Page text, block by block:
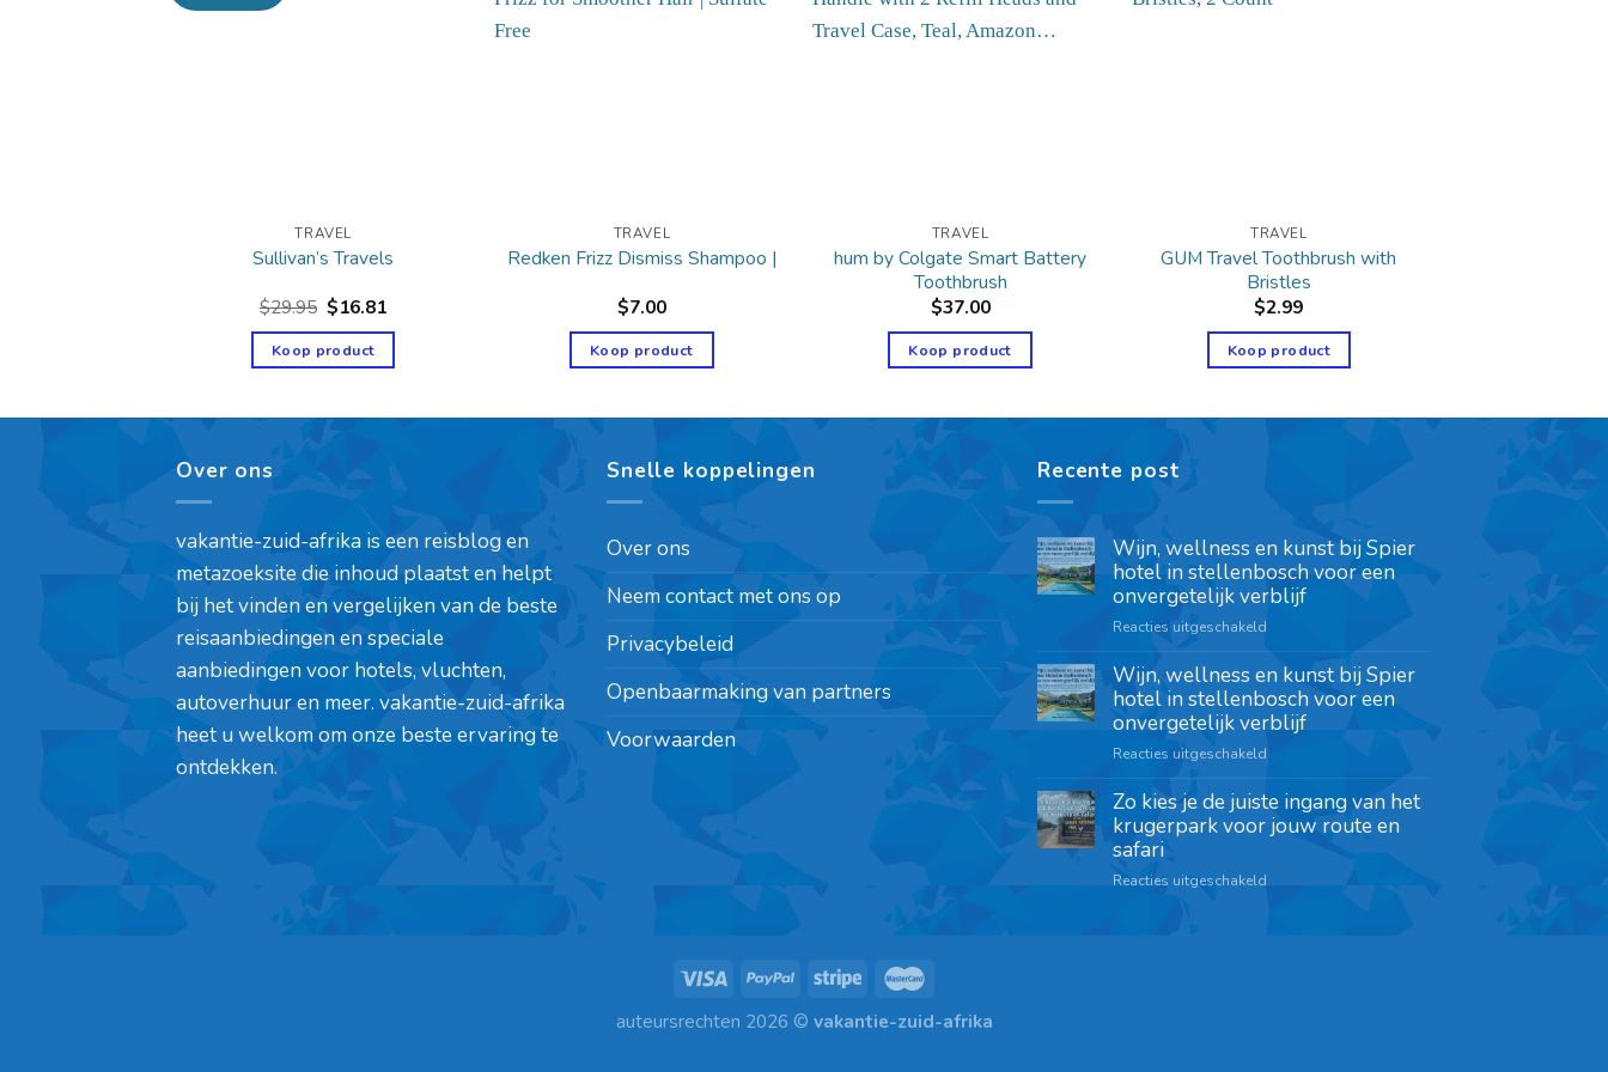
TRAVEL
Sullivan’s Travels
$29.95 $16.81
Koop product
TRAVEL
Redken Frizz Dismiss Shampoo |
$7.00
Koop product
TRAVEL
hum by Colgate Smart Battery
Toothbrush
$37.00
Koop product
TRAVEL
GUM Travel Toothbrush with
Bristles
$2.99
Koop product
Over ons
vakantie-zuid-afrika is een reisblog en
metazoeksite die inhoud plaatst en helpt
bij het vinden en vergelijken van de beste
reisaanbiedingen en speciale
aanbiedingen voor hotels, vluchten,
autoverhuur en meer. vakantie-zuid-afrika
heet u welkom om onze beste ervaring te
ontdekken.
Snelle koppelingen
Over ons
Neem contact met ons op
Privacybeleid
Openbaarmaking van partners
Voorwaarden
Recente post
Wijn, wellness en kunst bij Spier
hotel in stellenbosch voor een
onvergetelijk verblijf
Reacties uitgeschakeld
Wijn, wellness en kunst bij Spier
hotel in stellenbosch voor een
onvergetelijk verblijf
Reacties uitgeschakeld
Zo kies je de juiste ingang van het
krugerpark voor jouw route en
safari
Reacties uitgeschakeld
auteursrechten 2026 © vakantie-zuid-afrika